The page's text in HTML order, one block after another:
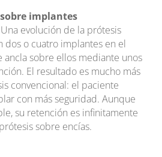
implantes
Una evolución de la prótesis
dos o cuatro implantes en el
ancla sobre ellos mediante unos
El resultado es mucho más
convencional: el paciente
con más seguridad. Aunque
su retención es infinitamente
sobre encías.